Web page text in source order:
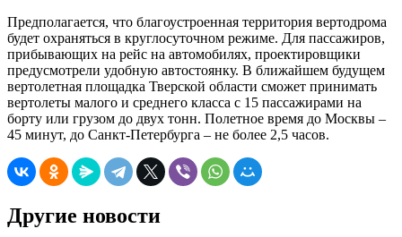
Предполагается, что благоустроенная территория вертодрома
будет охраняться в круглосуточном режиме. Для пассажиров,
прибывающих на рейс на автомобилях, проектировщики
предусмотрели удобную автостоянку. В ближайшем будущем
вертолетная площадка Тверской области сможет принимать
вертолеты малого и среднего класса с 15 пассажирами на
борту или грузом до двух тонн. Полетное время до Москвы –
45 минут, до Санкт-Петербурга – не более 2,5 часов.
Другие новости